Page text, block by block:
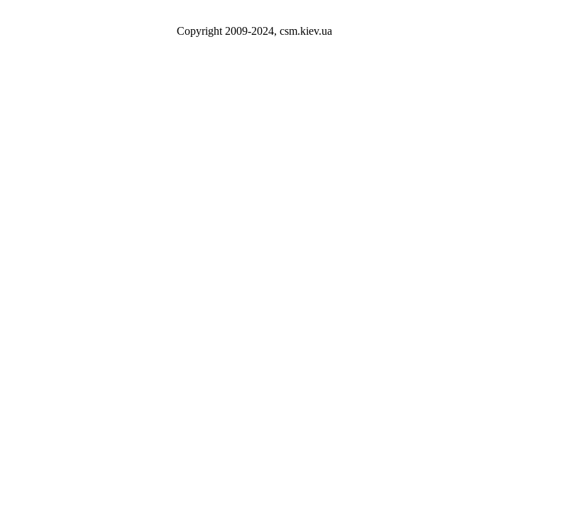
Сopyright 2009-2024, csm.kiev.ua